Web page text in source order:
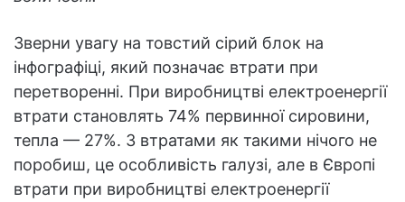
Зверни увагу на товстий сірий блок на
інфографіці, який позначає втрати при
перетворенні. При виробництві електроенергії
втрати становлять 74% первинної сировини,
тепла — 27%. З втратами як такими нічого не
поробиш, це особливість галузі, але в Європі
втрати при виробництві електроенергії